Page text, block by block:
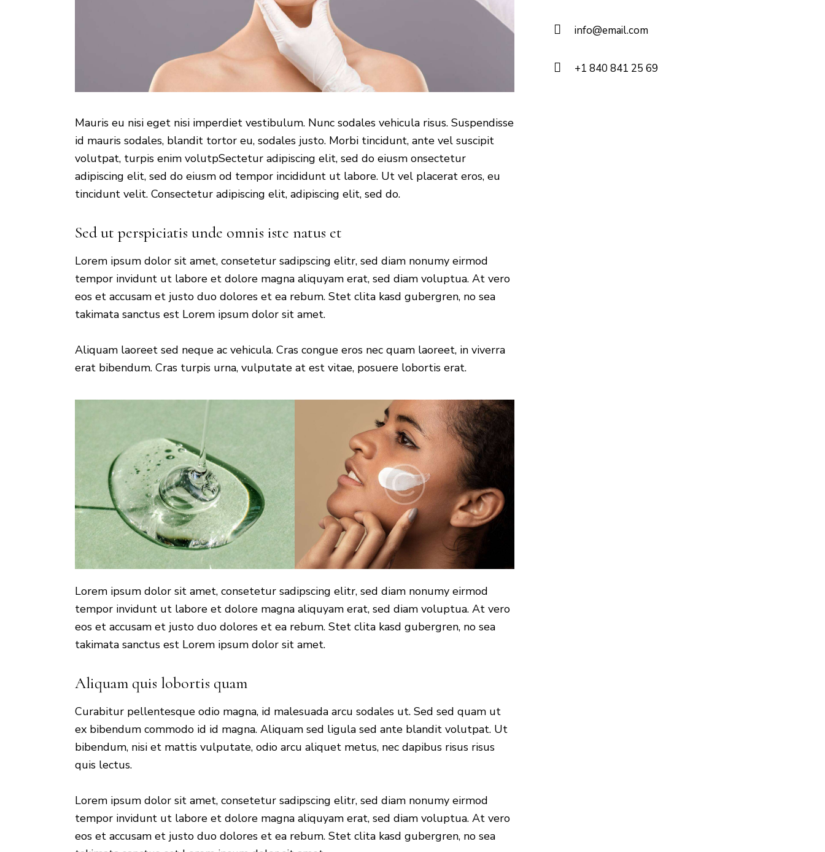
Mauris eu nisi eget nisi imperdiet vestibulum. Nunc sodales vehicula risus. Suspendisse
id mauris sodales, blandit tortor eu, sodales justo. Morbi tincidunt, ante vel suscipit
volutpat, turpis enim volutpSectetur adipiscing elit, sed do eiusm onsectetur
adipiscing elit, sed do eiusm od tempor incididunt ut labore. Ut vel placerat eros, eu
tincidunt velit. Consectetur adipiscing elit, adipiscing elit, sed do.
Sed ut perspiciatis unde omnis iste natus et
Lorem ipsum dolor sit amet, consetetur sadipscing elitr, sed diam nonumy eirmod
tempor invidunt ut labore et dolore magna aliquyam erat, sed diam voluptua. At vero
eos et accusam et justo duo dolores et ea rebum. Stet clita kasd gubergren, no sea
takimata sanctus est Lorem ipsum dolor sit amet.
Aliquam laoreet sed neque ac vehicula. Cras congue eros nec quam laoreet, in viverra
erat bibendum. Cras turpis urna, vulputate at est vitae, posuere lobortis erat.
Lorem ipsum dolor sit amet, consetetur sadipscing elitr, sed diam nonumy eirmod
tempor invidunt ut labore et dolore magna aliquyam erat, sed diam voluptua. At vero
eos et accusam et justo duo dolores et ea rebum. Stet clita kasd gubergren, no sea
takimata sanctus est Lorem ipsum dolor sit amet.
Aliquam quis lobortis quam
Curabitur pellentesque odio magna, id malesuada arcu sodales ut. Sed sed quam ut
ex bibendum commodo id id magna. Aliquam sed ligula sed ante blandit volutpat. Ut
bibendum, nisi et mattis vulputate, odio arcu aliquet metus, nec dapibus risus risus
quis lectus.
Lorem ipsum dolor sit amet, consetetur sadipscing elitr, sed diam nonumy eirmod
tempor invidunt ut labore et dolore magna aliquyam erat, sed diam voluptua. At vero
eos et accusam et justo duo dolores et ea rebum. Stet clita kasd gubergren, no sea
info@email.com
+1 840 841 25 69